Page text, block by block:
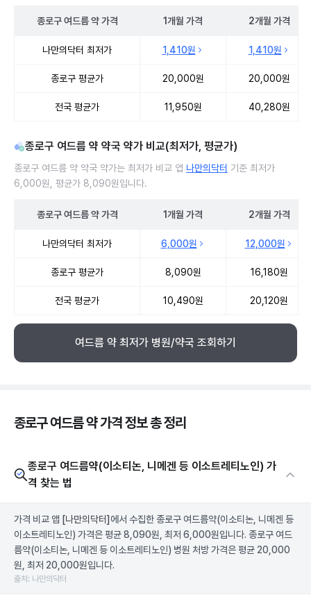
종로구 여드름 약가격 1개월 가격 2개월 가격
나만의닥터 최저가 1,410원 1,410원
종로구 평균가 20,000원 20,000원
전국 평균가 11,950원 40,280원
종로구 여드름 약 약국 약가 비교(최저가, 평균가)
종로구 여드름 약 약국 약가는 최저가 비교 앱 나만의닥터 기준 최저가
6,000원, 평균가 8,090원입니다.
종로구 여드름 약가격 1개월 가격 2개월 가격
나만의닥터 최저가 6,000원 12,000원
종로구 평균가 8,090원 16,180원
전국 평균가 10,490원 20,120원
여드름 약 최저가 병원/약국 조회하기
종로구 여드름 약 가격 정보 총 정리
종로구 여드름약(이소티논, 니메겐 등 이소트레티노인) 가
격 찾는 법
가격 비교 앱 [나만의닥터] 에서 수집한 종로구 여드름약(이소티논, 니메겐 등
이소트레티노인) 가격은 평균 8,090원, 최저 6,000원입니다. 종로구 여드
름약(이소티논, 니메겐 등 이소트레티노인) 병원 처방 가격은 평균 20,000
원, 최저 20,000원입니다.
출처: 나만의닥터